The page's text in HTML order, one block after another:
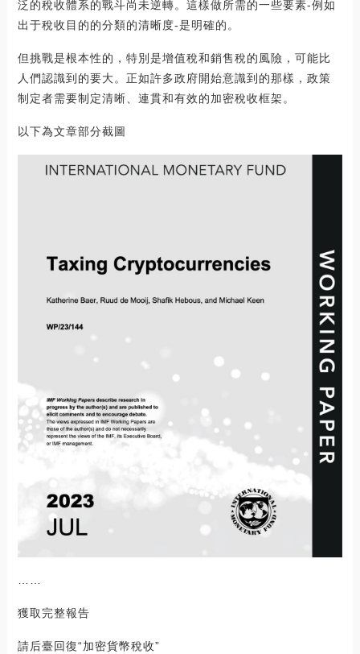
泛的稅收體系的戰斗尚未逆轉。這樣做所需的一些要素-例如
出于稅收目的的分類的清晰度-是明確的。
但挑戰是根本性的，特別是增值稅和銷售稅的風險，可能比
人們認識到的要大。正如許多政府開始意識到的那樣，政策
制定者需要制定清晰、連貫和有效的加密稅收框架。
以下為文章部分截圖
……
獲取完整報告
請后臺回復“加密貨幣稅收”